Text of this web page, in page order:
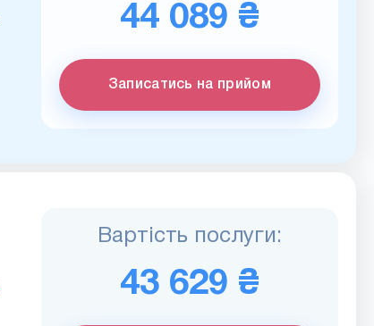
44 089 ₴
Записатись на прийом
Вартість послуги:
43 629 ₴